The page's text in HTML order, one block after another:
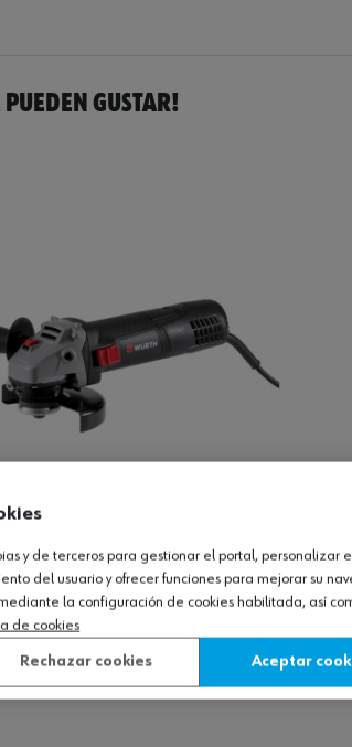
GUSTAR!
Ver producto
y de terceros para gestionar el portal, personalizar
del usuario y ofrecer funciones para mejorar su
la configuración de cookies habilitada, así
de cookies
Rechazar cookies Aceptar